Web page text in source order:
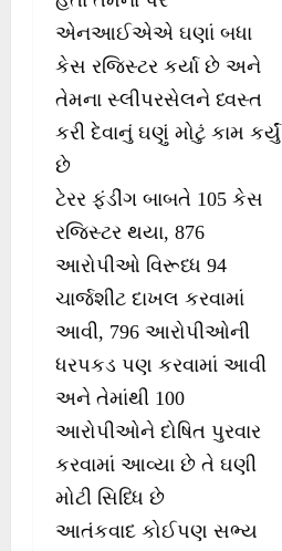
એનઆઈએએ ઘણાં બધા
કેસ રજિસ્ટર કર્યા છે અને
તેમના સ્લીપરસેલને ધ્વસ્ત
કરી દેવાનું ઘણું મોટું કામ કર્યું
છે
ટેરર ફંડીંગ બાબતે 105 કેસ
રજિસ્ટર થયા, 876
આરોપીઓ વિરૂધ્ધ 94
ચાર્જશીટ દાખલ કરવામાં
આવી, 796 આરોપીઓની
ધરપકડ પણ કરવામાં આવી
અને તેમાંથી 100
આરોપીઓને દોષિત પુરવાર
કરવામાં આવ્યા છે તે ઘણી
મોટી સિધ્ધિ છે
આતંકવાદ કોઈપણ સભ્ય